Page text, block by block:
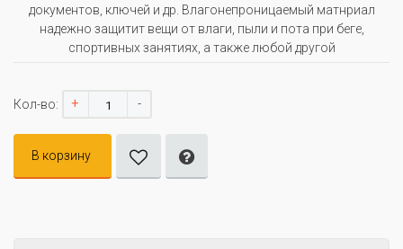
документов, ключей и др. Влагонепроницаемый матнриал
надежно защитит вещи от влаги, пыли и пота при беге,
спортивных занятиях, а также любой другой
Кол-во: + -
В корзину